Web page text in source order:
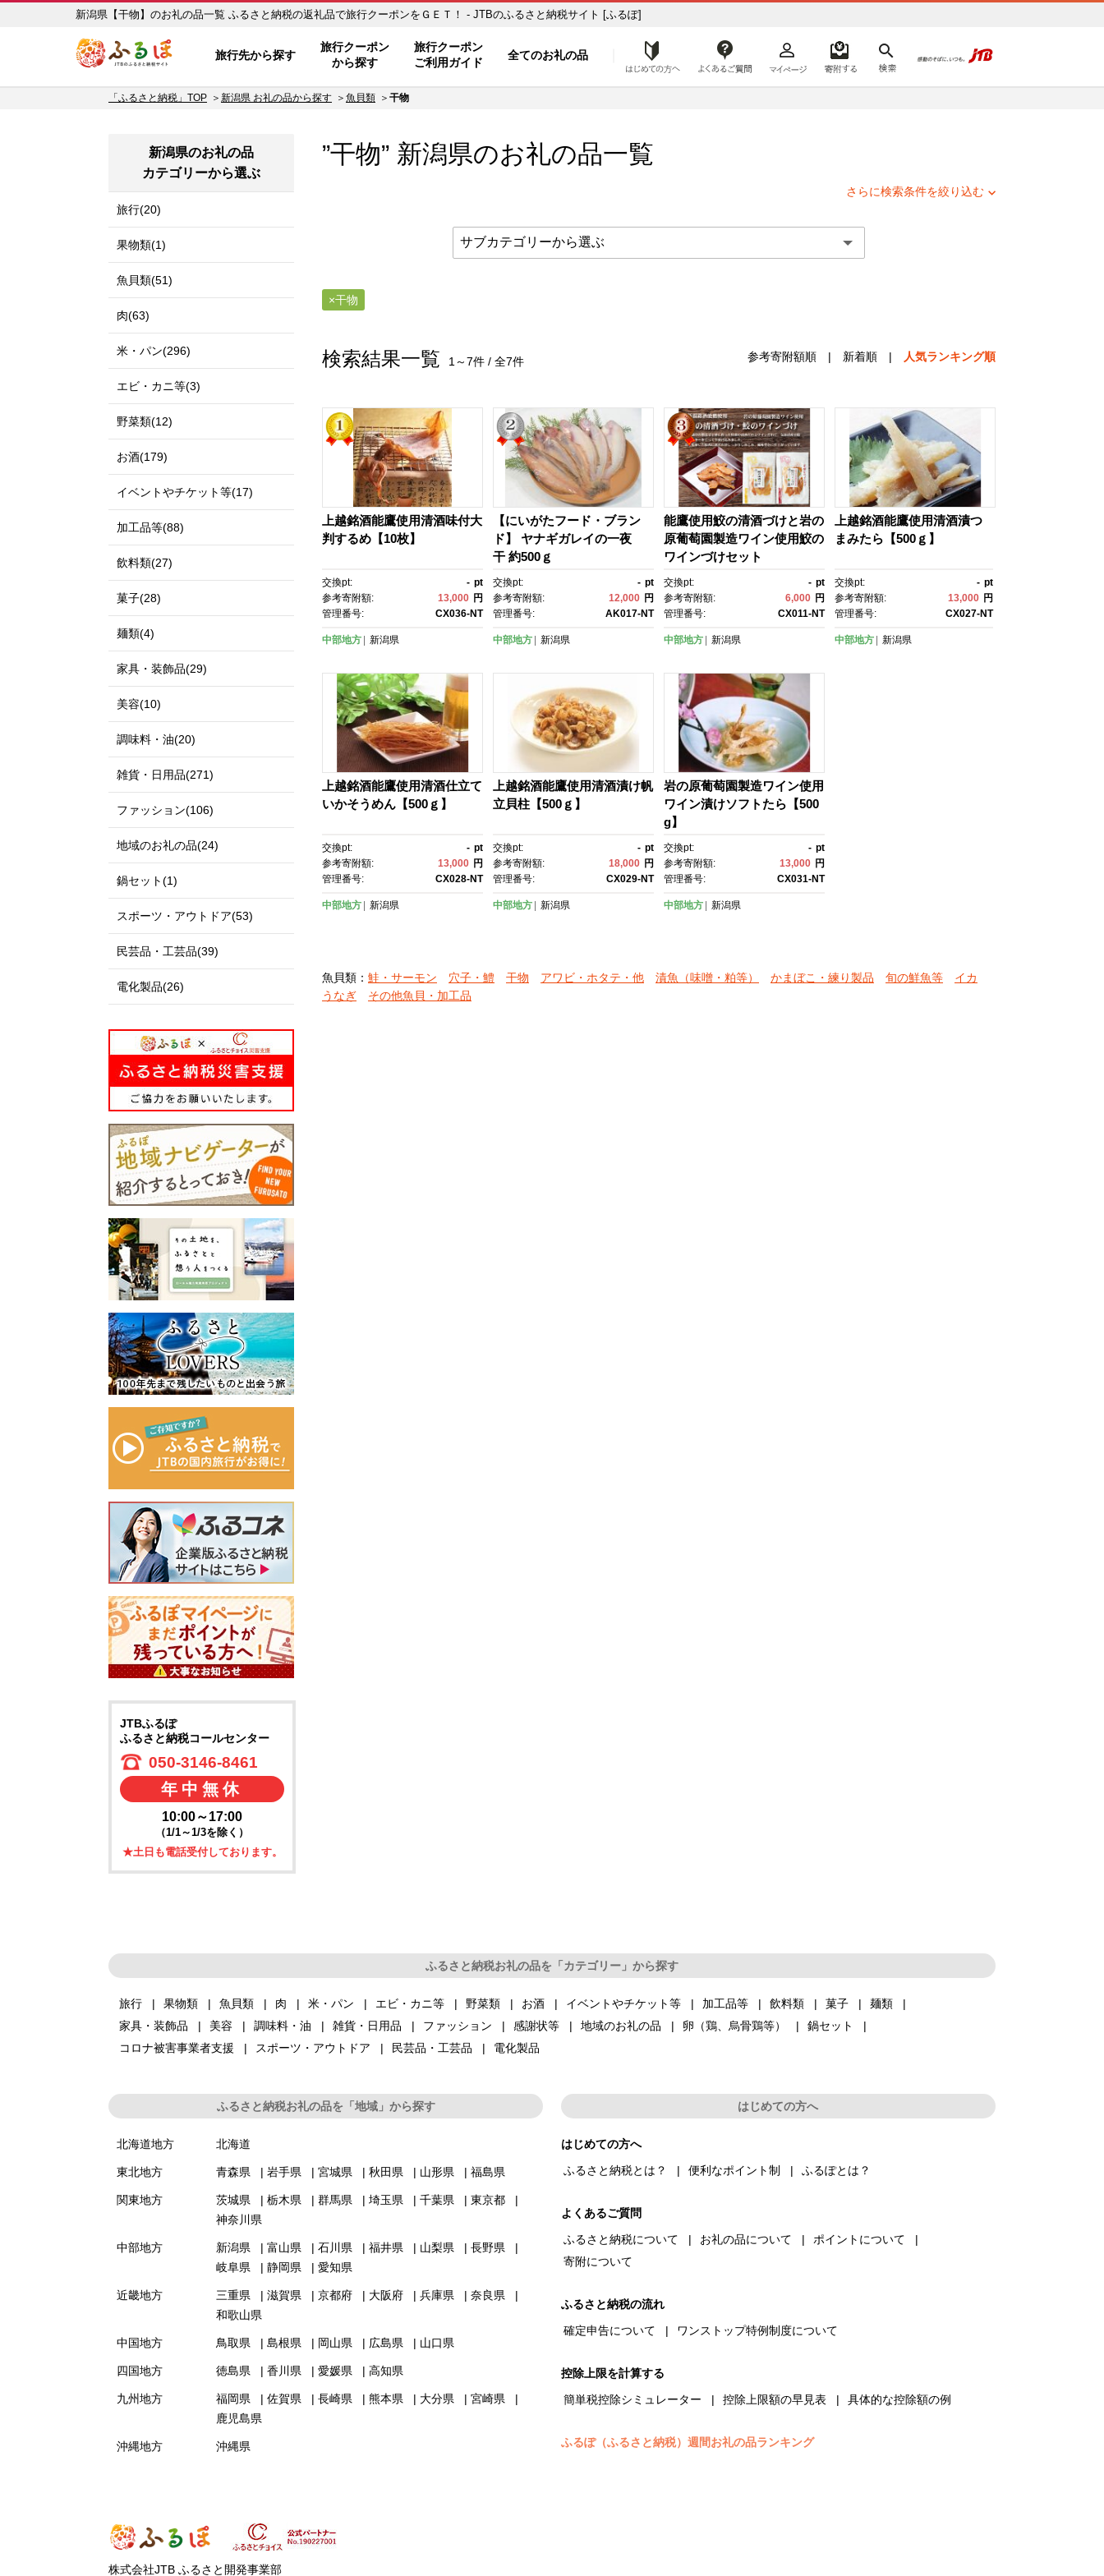
新潟県【干物】のお礼の品一覧 ふるさと納税の返礼品で旅行クーポンをＧＥＴ！ - JTBのふるさと納税サイト [ふるぽ]
旅行先から探す
旅行クーポン
から探す
旅行クーポン
ご利用ガイド
全てのお礼の品 はじめての方へ
「ふるさと納税」TOP 新潟県 お礼の品から探す 魚貝類 干物
”干物” 新潟県のお礼の品一覧
さらに検索条件を絞り込む
干物
検索結果一覧 1～7件 / 全7件 参考寄附額順 | 新着順 | 人気ランキング順
上越銘酒能鷹使用清酒味付大
判するめ【10枚】
交換pt: - pt
参考寄附額:
13,000 円
管理番号:
CX036-NT
中部地方 新潟県
【にいがたフード・ブラン
ド】 ヤナギガレイの一夜
干 約500ｇ
交換pt: - pt
参考寄附額:
12,000 円
管理番号:
AK017-NT
中部地方 新潟県
能鷹使用鮫の清酒づけと岩の
原葡萄園製造ワイン使用鮫の
ワインづけセット
交換pt: - pt
参考寄附額:
6,000 円
管理番号:
CX011-NT
中部地方 新潟県
上越銘酒能鷹使用清酒漬つ
まみたら【500ｇ】
交換pt: - pt
参考寄附額:
13,000 円
管理番号:
CX027-NT
中部地方 新潟県
上越銘酒能鷹使用清酒仕立て
いかそうめん【500ｇ】
交換pt: - pt
参考寄附額:
13,000 円
管理番号:
CX028-NT
中部地方 新潟県
上越銘酒能鷹使用清酒漬け帆
立貝柱【500ｇ】
交換pt: - pt
参考寄附額:
18,000 円
管理番号:
CX029-NT
中部地方 新潟県
岩の原葡萄園製造ワイン使用
ワイン漬けソフトたら【500
g】
交換pt: - pt
参考寄附額:
13,000 円
管理番号:
CX031-NT
中部地方 新潟県
魚貝類： 鮭・サーモン 穴子・鱧 干物 アワビ・ホタテ・他 漬魚（味噌・粕等） かまぼこ・練り製品 旬の鮮魚等
イカ
うなぎ
その他魚貝・加工品
新潟県のお礼の品
カテゴリーから選ぶ
旅行(20)
果物類(1)
魚貝類(51)
肉(63)
米・パン(296)
エビ・カニ等(3)
野菜類(12)
お酒(179)
イベントやチケット等(17)
加工品等(88)
飲料類(27)
菓子(28)
麺類(4)
家具・装飾品(29)
美容(10)
調味料・油(20)
雑貨・日用品(271)
ファッション(106)
地域のお礼の品(24)
鍋セット(1)
スポーツ・アウトドア(53)
民芸品・工芸品(39)
電化製品(26)
JTBふるぽ
ふるさと納税コールセンター
050-3146-8461
年中無休
10:00～17:00
（1/1～1/3を除く）
★土日も電話受付しております。
ふるさと納税お礼の品を「カテゴリー」から探す
旅行 果物類 魚貝類 肉 米・パン エビ・カニ等 野菜類 お酒 イベントやチケット等 加工品等 飲料類 菓子
麺類
家具・装飾品
美容 調味料・油 雑貨・日用品 ファッション 感謝状等 地域のお礼の品 卵（鶏、烏骨鶏等）
鍋セット
コロナ被害事業者支援
スポーツ・アウトドア 民芸品・工芸品 電化製品
ふるさと納税お礼の品を「地域」から探す
北海道地方 北海道
東北地方 青森県 岩手県 宮城県 秋田県 山形県 福島県
関東地方 茨城県 栃木県 群馬県 埼玉県 千葉県
東京都
神奈川県
中部地方 新潟県 富山県 石川県 福井県 山梨県
長野県
岐阜県
静岡県 愛知県
近畿地方 三重県 滋賀県 京都府 大阪府 兵庫県
奈良県
和歌山県
中国地方 鳥取県 島根県 岡山県 広島県 山口県
四国地方 徳島県 香川県 愛媛県 高知県
九州地方 福岡県 佐賀県 長崎県 熊本県 大分県
宮崎県
鹿児島県
沖縄地方 沖縄県
はじめての方へ
はじめての方へ
ふるさと納税とは？
便利なポイント制 ふるぽとは？
よくあるご質問
ふるさと納税について
お礼の品について
ポイントについて
寄附について
ふるさと納税の流れ
確定申告について
ワンストップ特例制度について
控除上限を計算する
簡単税控除シミュレーター
控除上限額の早見表 具体的な控除額の例
ふるぽ（ふるさと納税）週間お礼の品ランキング
株式会社JTB ふるさと開発事業部